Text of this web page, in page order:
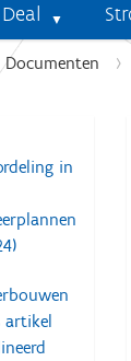
Documenten
in
artikel